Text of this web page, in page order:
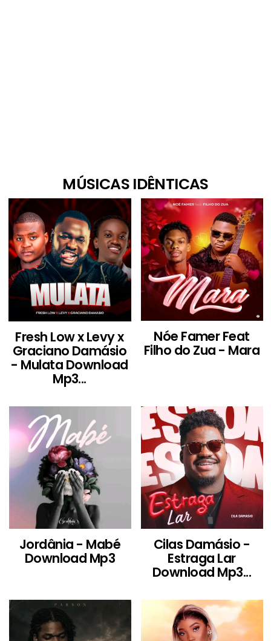
MÚSICAS IDÊNTICAS
Fresh Low x Levy x
Graciano Damásio
- Mulata Download
Mp3...
Nóe Famer Feat
Filho do Zua - Mara
Jordânia - Mabé
Download Mp3
Cilas Damásio -
Estraga Lar
Download Mp3...